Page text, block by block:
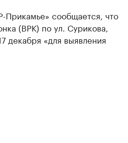
сообщается, что
(ВРК) по ул. Сурикова,
декабря «для выявления